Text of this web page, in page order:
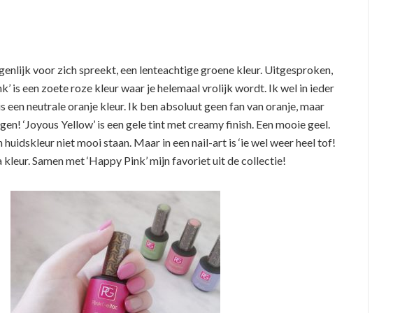
voor zich spreekt, een lenteachtige groene kleur. Uitgesproken,
is een zoete roze kleur waar je helemaal vrolijk wordt. Ik wel in ieder
een neutrale oranje kleur. Ik ben absoluut geen fan van oranje, maar
‘Joyous Yellow’ is een gele tint met creamy finish. Een mooie geel.
niet mooi staan. Maar in een nail-art is ‘ie wel weer heel tof!
kleur. Samen met ‘Happy Pink’ mijn favoriet uit de collectie!